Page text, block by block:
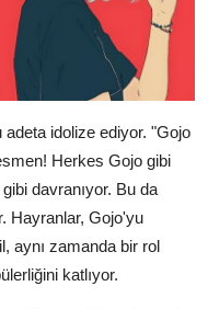
idolize ediyor. "Gojo
Herkes Gojo gibi
davranıyor. Bu da
Hayranlar, Gojo'yu
aynı zamanda bir rol
katlıyor.